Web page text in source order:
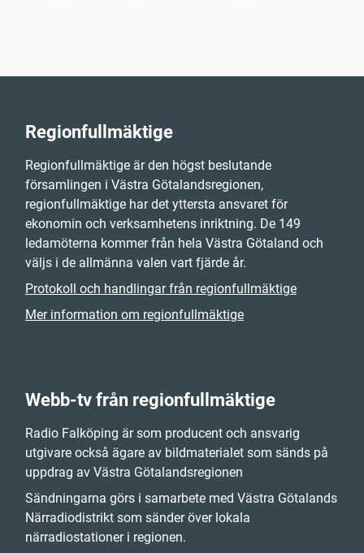
Regionfullmäktige
Regionfullmäktige är den högst beslutande
församlingen i Västra Götalandsregionen,
regionfullmäktige har det yttersta ansvaret för
ekonomin och verksamhetens inriktning. De 149
ledamöterna kommer från hela Västra Götaland och
väljs i de allmänna valen vart fjärde år.
Protokoll och handlingar från regionfullmäktige
Mer information om regionfullmäktige
Webb-tv från regionfullmäktige
Radio Falköping är som producent och ansvarig
utgivare också ägare av bildmaterialet som sänds på
uppdrag av Västra Götalandsregionen
Sändningarna görs i samarbete med Västra Götalands
Närradiodistrikt som sänder över lokala
närradiostationer i regionen.